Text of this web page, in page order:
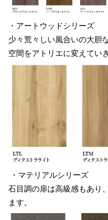
・アートウッドシリーズ
少々荒々しい風合いの大胆
空間をアトリエに変えてい
・マテリアルシリーズ
石目調の扉は高級感もあり
ます。